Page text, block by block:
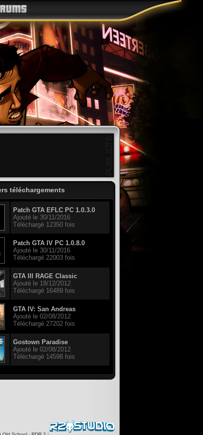
téléchargements
Patch GTA EFLC PC 1.0.3.0
Ajouté le 30/11/2016
Téléchargé 12350 fois
Patch GTA IV PC 1.0.8.0
Ajouté le 30/11/2016
Téléchargé 22003 fois
GTA III RAGE Classic
Ajouté le 18/12/2012
Téléchargé 16489 fois
GTA IV: San Andreas
Ajouté le 02/08/2012
Téléchargé 27202 fois
Gostown Paradise
Ajouté le 02/08/2012
Téléchargé 14598 fois